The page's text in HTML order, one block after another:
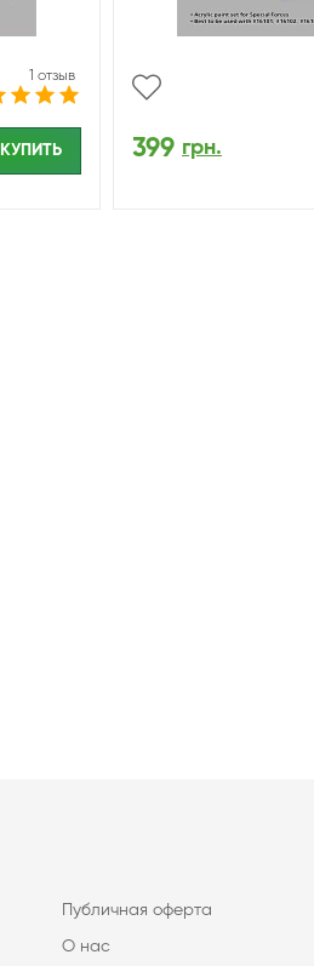
1 отзыв
КУПИТЬ 399 грн.
Публичная оферта
О нас